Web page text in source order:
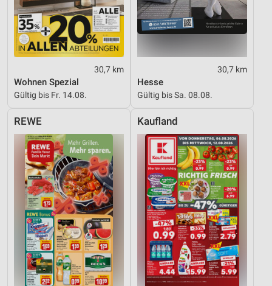
30,7 km
Wohnen Spezial
Gültig bis Fr. 14.08.
30,7 km
Hesse
Gültig bis Sa. 08.08.
REWE Kaufland